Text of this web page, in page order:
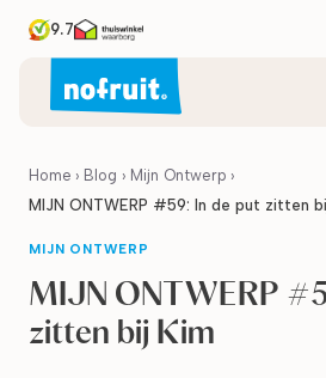
9.7
Home › Blog › Mijn Ontwerp ›
MIJN ONTWERP #59: In de put zitten
MIJN ONTWERP
MIJN ONTWERP
zitten bij Kim